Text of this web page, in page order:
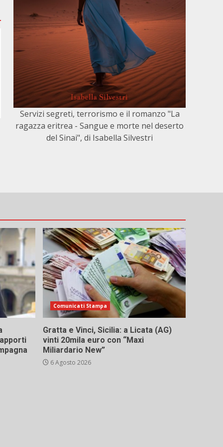
Servizi segreti, terrorismo e il romanzo "La
ragazza eritrea - Sangue e morte nel deserto
del Sinai", di Isabella Silvestri
Comunicati Stampa
Gratta e Vinci, Sicilia: a Licata (AG)
vinti 20mila euro con “Maxi
Miliardario New”
6 Agosto 2026